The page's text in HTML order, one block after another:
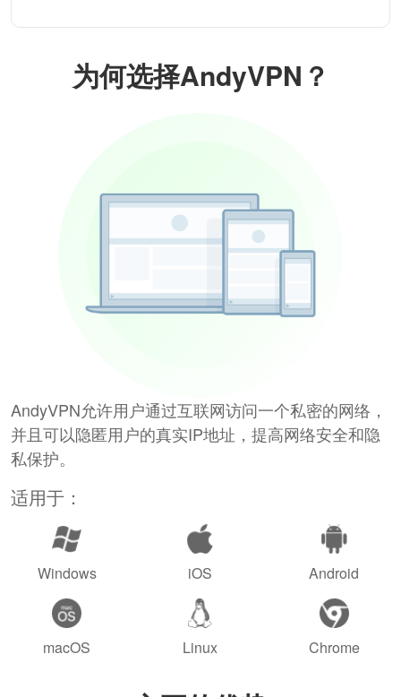
为何选择AndyVPN？
AndyVPN允许用户通过互联网访问一个私密的网络，
并且可以隐匿用户的真实IP地址，提高网络安全和隐
私保护。
适用于：
Windows iOS Android
macOS Linux Chrome